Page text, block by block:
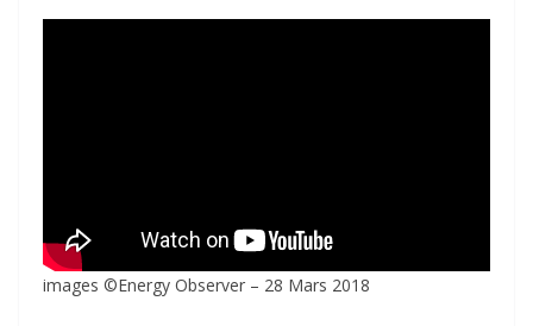
images ©Energy Observer – 28 Mars 2018